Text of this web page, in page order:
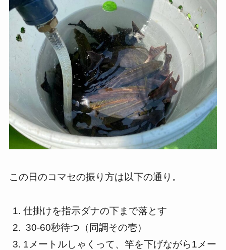
この日のコマセの振り方は以下の通り。
仕掛けを指示ダナの下まで落とす
30-60秒待つ（同調その壱）
1メートルしゃくって、竿を下げながら1メー